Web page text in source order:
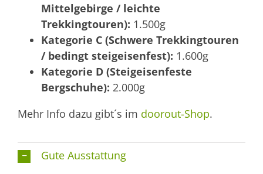
Mittelgebirge / leichte
Trekkingtouren): 1.500g
Kategorie C (Schwere Trekkingtouren
/ bedingt steigeisenfest): 1.600g
Kategorie D (Steigeisenfeste
Bergschuhe): 2.000g
Mehr Info dazu gibt´s im doorout-Shop.
Gute Ausstattung